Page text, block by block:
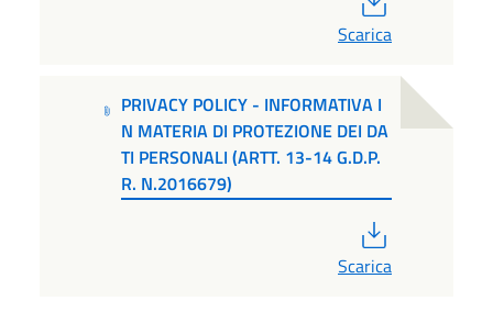
Scarica
PRIVACY POLICY - INFORMATIVA I
N MATERIA DI PROTEZIONE DEI DA
TI PERSONALI (ARTT. 13-14 G.D.P.
R. N.2016679)
Scarica